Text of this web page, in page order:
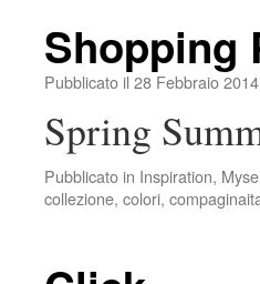
Shopping
Pubblicato il 28 Febbraio 2014
Spring
Pubblicato in Inspiration,
collezione, colori,